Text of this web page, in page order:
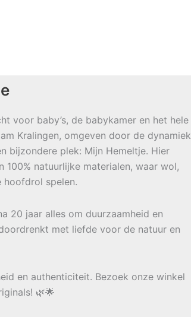
voor baby’s, de babykamer en het hele
Kralingen, omgeven door de dynamiek
bijzondere plek: Mijn Hemeltje. Hier
natuurlijke materialen, waar wol,
hoofdrol spelen.
20 jaar alles om duurzaamheid en
met liefde voor de natuur en
en authenticiteit. Bezoek onze winkel
🌿🌟